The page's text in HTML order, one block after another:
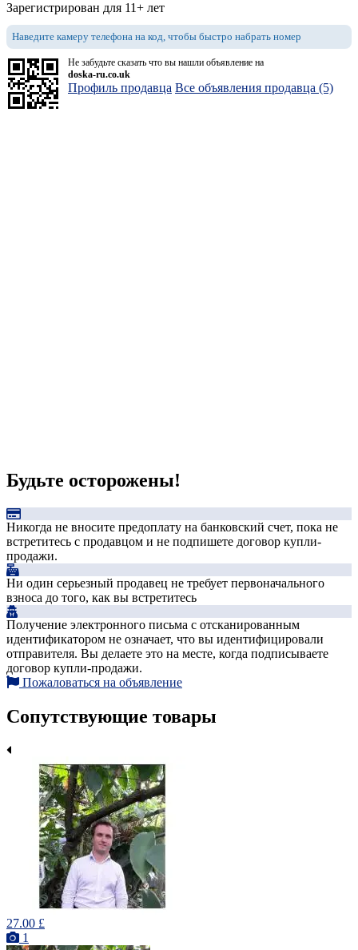
Зарегистрирован для 11+ лет
Наведите камеру телефона на код, чтобы быстро набрать номер
Не забудьте сказать что вы нашли объявление на
doska-ru.co.uk
Профиль продавца Все объявления продавца (5)
Будьте осторожены!
Никогда не вносите предоплату на банковский счет, пока не
встретитесь с продавцом и не подпишете договор купли-
продажи.
Ни один серьезный продавец не требует первоначального
взноса до того, как вы встретитесь
Получение электронного письма с отсканированным
идентификатором не означает, что вы идентифицировали
отправителя. Вы делаете это на месте, когда подписываете
договор купли-продажи.
Пожаловаться на объявление
Сопутствующие товары
27.00 £
1